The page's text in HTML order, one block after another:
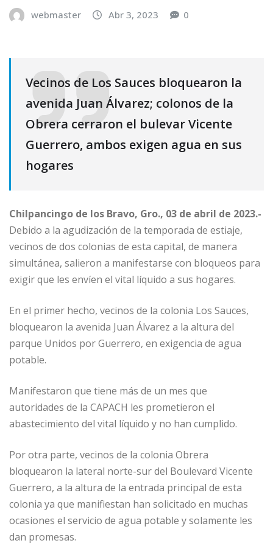
webmaster Abr 3, 2023 0
Vecinos de Los Sauces bloquearon la
avenida Juan Álvarez; colonos de la
Obrera cerraron el bulevar Vicente
Guerrero, ambos exigen agua en sus
hogares
Chilpancingo de los Bravo, Gro., 03 de abril de 2023.-
Debido a la agudización de la temporada de estiaje,
vecinos de dos colonias de esta capital, de manera
simultánea, salieron a manifestarse con bloqueos para
exigir que les envíen el vital líquido a sus hogares.
En el primer hecho, vecinos de la colonia Los Sauces,
bloquearon la avenida Juan Álvarez a la altura del
parque Unidos por Guerrero, en exigencia de agua
potable.
Manifestaron que tiene más de un mes que
autoridades de la CAPACH les prometieron el
abastecimiento del vital líquido y no han cumplido.
Por otra parte, vecinos de la colonia Obrera
bloquearon la lateral norte-sur del Boulevard Vicente
Guerrero, a la altura de la entrada principal de esta
colonia ya que manifiestan han solicitado en muchas
ocasiones el servicio de agua potable y solamente les
dan promesas.